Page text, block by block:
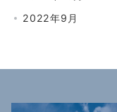
2022年9月